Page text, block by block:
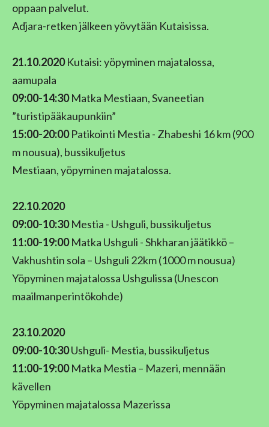
oppaan palvelut.
Adjara-retken jälkeen yövytään Kutaisissa.
21.10.2020Kutaisi: yöpyminen majatalossa,
aamupala
09:00-14:30Matka Mestiaan, Svaneetian
”turistipääkaupunkiin”
15:00-20:00Patikointi Mestia - Zhabeshi 16 km (900
m nousua), bussikuljetus
Mestiaan, yöpyminen majatalossa.
22.10.2020
09:00-10:30Mestia - Ushguli, bussikuljetus
11:00-19:00Matka Ushguli - Shkharan jäätikkö –
Vakhushtin sola – Ushguli 22km (1000 m nousua)
Yöpyminen majatalossa Ushgulissa (Unescon
maailmanperintökohde)
23.10.2020
09:00-10:30Ushguli- Mestia, bussikuljetus
11:00-19:00Matka Mestia – Mazeri, mennään
kävellen
Yöpyminen majatalossa Mazerissa